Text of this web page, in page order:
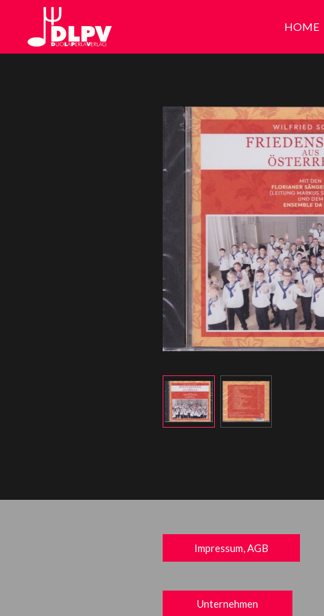
Hauptinhalt
springen
HOME
Impressum, AGB
Unternehmen